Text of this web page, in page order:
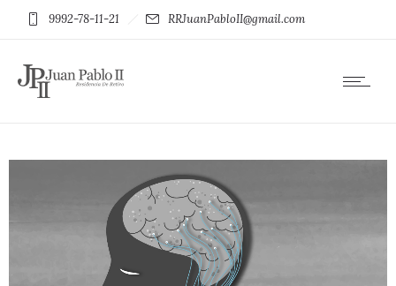
9992-78-11-21 RRJuanPabloII@gmail.com